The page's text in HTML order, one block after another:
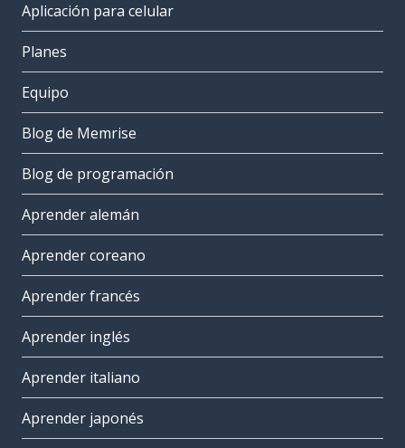
Aplicación para celular
Planes
Equipo
Blog de Memrise
Blog de programación
Aprender alemán
Aprender coreano
Aprender francés
Aprender inglés
Aprender italiano
Aprender japonés